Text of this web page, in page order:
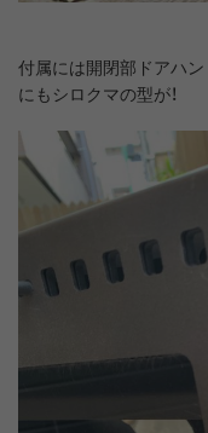
付属には開閉部ドアハン
にもシロクマの型が！